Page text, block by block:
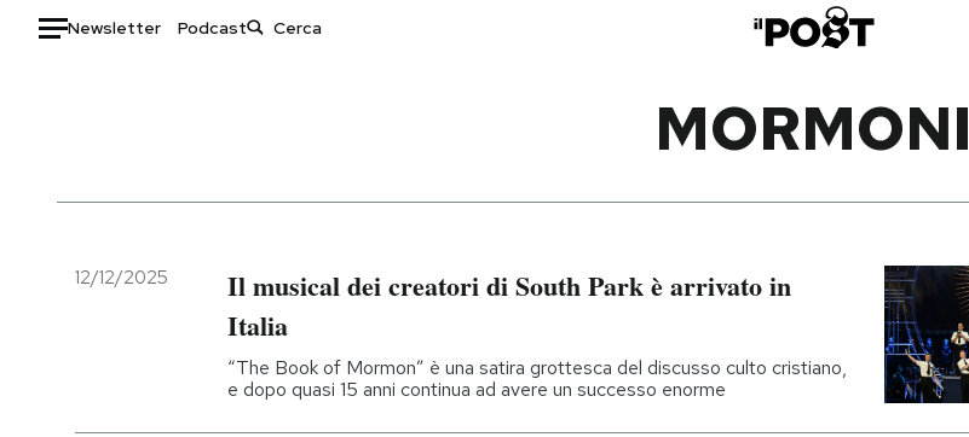
Newsletter Podcast
Italia
Politica
Moda
Media
MORMONI
12/12/2025
Il musical dei creatori di South Park è arrivato in
Italia
“The Book of Mormon” è una satira grottesca del discusso culto cristiano,
e dopo quasi 15 anni continua ad avere un successo enorme